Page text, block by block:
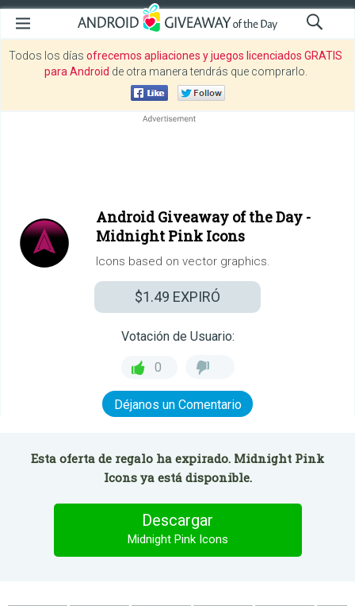
Todos los días ofrecemos apliaciones y juegos licenciados GRATIS
para Android de otra manera tendrás que comprarlo.
Android Giveaway of the Day -
Midnight Pink Icons
Icons based on vector graphics.
$1.49 EXPIRÓ
Votación de Usuario:
0
Déjanos un Comentario
Esta oferta de regalo ha expirado. Midnight Pink
Icons ya está disponible.
Descargar
Midnight Pink Icons